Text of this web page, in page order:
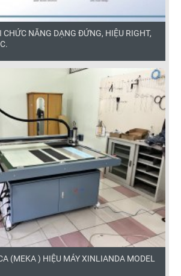
CHỨC NĂNG DẠNG ĐỨNG, HIỆU RIGHT,
(MEKA ) HIỆU MÁY XINLIANDA MODEL